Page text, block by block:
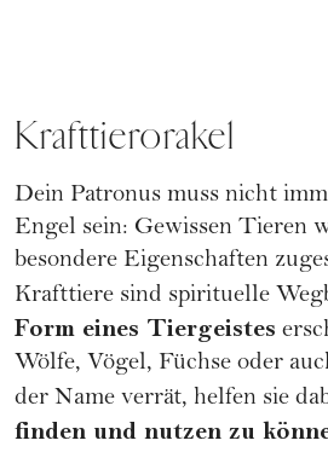
Krafttierorakel
Dein Patronus muss nicht
Engel sein: Gewissen Tieren
besondere Eigenschaften
Krafttiere sind spirituelle
Form eines Tiergeistes
Wölfe, Vögel, Füchse oder
der Name verrät, helfen sie
finden und nutzen zu